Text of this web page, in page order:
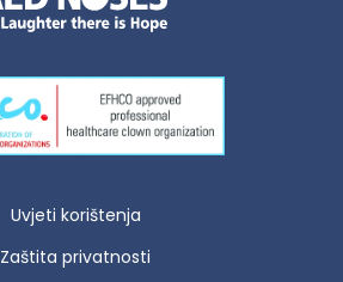
Uvjeti korištenja
Zaštita privatnosti